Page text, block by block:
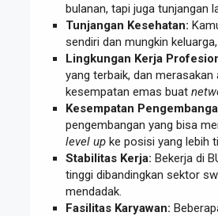
bulanan, tapi juga tunjangan
Tunjangan Kesehatan:
sendiri dan mungkin
Lingkungan Kerja
yang terbaik, dan
kesempatan emas buat
Kesempatan
pengembangan yang bisa
level up ke posisi yang lebih
Stabilitas Kerja: Bekerja di
tinggi dibandingkan sektor
mendadak.
Fasilitas Karyawan: